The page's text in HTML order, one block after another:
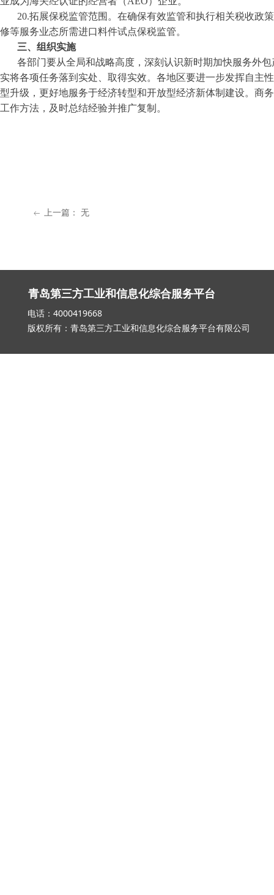
20.拓展保税监管范围。在确保有效监管和执行相关税收政
修等服务业态所需进口料件试点保税监管。
三、组织实施
各部门要从全局和战略高度，深刻认识新时期加快服务外
实将各项任务落到实处、取得实效。各地区要进一步发挥自主
型升级，更好地服务于经济转型和开放型经济新体制建设。商
工作方法，及时总结经验并推广复制。
ꂃ 上一篇： 无
青岛第三方工业和信息化综合服务平台
电话：4000419668 邮箱：
版权所有：青岛第三方工业和信息化综合服务平台有